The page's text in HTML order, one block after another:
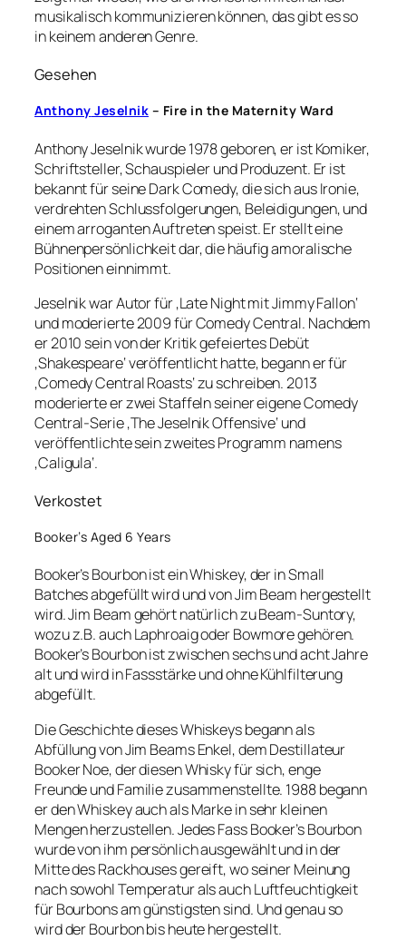
musikalisch kommunizieren können, das gibt es so
in keinem anderen Genre.
Gesehen
Anthony Jeselnik – Fire in the Maternity Ward
Anthony Jeselnik wurde 1978 geboren, er ist Komiker,
Schriftsteller, Schauspieler und Produzent. Er ist
bekannt für seine Dark Comedy, die sich aus Ironie,
verdrehten Schlussfolgerungen, Beleidigungen, und
einem arroganten Auftreten speist. Er stellt eine
Bühnenpersönlichkeit dar, die häufig amoralische
Positionen einnimmt.
Jeselnik war Autor für ‚Late Night mit Jimmy Fallon‘
und moderierte 2009 für Comedy Central. Nachdem
er 2010 sein von der Kritik gefeiertes Debüt
‚Shakespeare‘ veröffentlicht hatte, begann er für
‚Comedy Central Roasts‘ zu schreiben. 2013
moderierte er zwei Staffeln seiner eigene Comedy
Central-Serie ‚The Jeselnik Offensive‘ und
veröffentlichte sein zweites Programm namens
‚Caligula‘.
Verkostet
Booker’s Aged 6 Years
Booker’s Bourbon ist ein Whiskey, der in Small
Batches abgefüllt wird und von Jim Beam hergestellt
wird. Jim Beam gehört natürlich zu Beam-Suntory,
wozu z.B. auch Laphroaig oder Bowmore gehören.
Booker’s Bourbon ist zwischen sechs und acht Jahre
alt und wird in Fassstärke und ohne Kühlfilterung
abgefüllt.
Die Geschichte dieses Whiskeys begann als
Abfüllung von Jim Beams Enkel, dem Destillateur
Booker Noe, der diesen Whisky für sich, enge
Freunde und Familie zusammenstellte. 1988 begann
er den Whiskey auch als Marke in sehr kleinen
Mengen herzustellen. Jedes Fass Booker’s Bourbon
wurde von ihm persönlich ausgewählt und in der
Mitte des Rackhouses gereift, wo seiner Meinung
nach sowohl Temperatur als auch Luftfeuchtigkeit
für Bourbons am günstigsten sind. Und genau so
wird der Bourbon bis heute hergestellt.